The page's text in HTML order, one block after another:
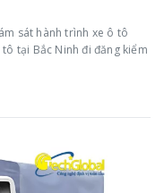
sát hành trình xe ô tô
tại Bắc Ninh đi đăng kiểm